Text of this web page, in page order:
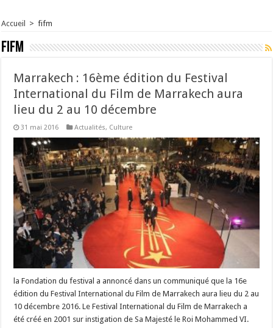
Accueil > fifm
fifm
Marrakech : 16ème édition du Festival
International du Film de Marrakech aura
lieu du 2 au 10 décembre
31 mai 2016 Actualités, Culture
la Fondation du festival a annoncé dans un communiqué que la 16e
édition du Festival International du Film de Marrakech aura lieu du 2 au
10 décembre 2016. Le Festival International du Film de Marrakech a
été créé en 2001 sur instigation de Sa Majesté le Roi Mohammed VI.